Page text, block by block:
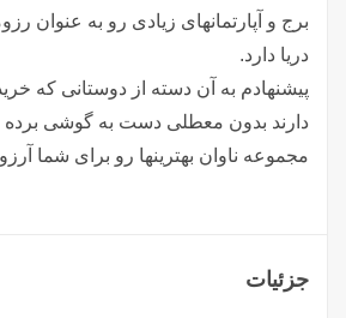
برج و آپارتمانهای زیادی رو به عنوان
دریا دارد.
پیشنهادم به آن دسته از دوستانی که
دارند بدون معطلی دست به گوشی برده
مجموعه ناوان بهترینها رو برای شما
جزئیات